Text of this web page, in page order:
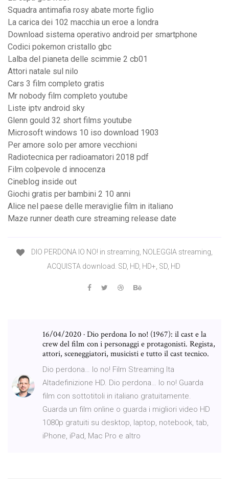
Squadra antimafia rosy abate morte figlio
La carica dei 102 macchia un eroe a londra
Download sistema operativo android per smartphone
Codici pokemon cristallo gbc
Lalba del pianeta delle scimmie 2 cb01
Attori natale sul nilo
Cars 3 film completo gratis
Mr nobody film completo youtube
Liste iptv android sky
Glenn gould 32 short films youtube
Microsoft windows 10 iso download 1903
Per amore solo per amore vecchioni
Radiotecnica per radioamatori 2018 pdf
Film colpevole d innocenza
Cineblog inside out
Giochi gratis per bambini 2 10 anni
Alice nel paese delle meraviglie film in italiano
Maze runner death cure streaming release date
DIO PERDONA IO NO! in streaming, NOLEGGIA streaming,
ACQUISTA download. SD, HD, HD+, SD, HD
16/04/2020 · Dio perdona Io no! (1967): il cast e la
crew del film con i personaggi e protagonisti. Regista,
attori, sceneggiatori, musicisti e tutto il cast tecnico.
Dio perdona… Io no! Film Streaming Ita
Altadefinizione HD. Dio perdona… Io no! Guarda
film con sottotitoli in italiano gratuitamente.
Guarda un film online o guarda i migliori video HD
1080p gratuiti su desktop, laptop, notebook, tab,
iPhone, iPad, Mac Pro e altro